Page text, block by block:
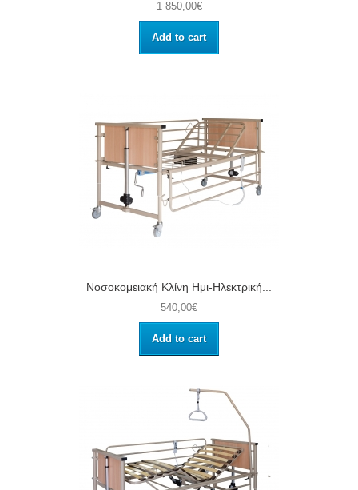
1 850,00€
Add to cart
Νοσοκομειακή Κλίνη Ημι-Ηλεκτρική...
540,00€
Add to cart